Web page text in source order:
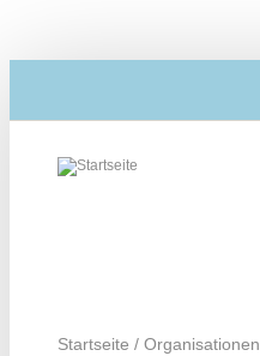
Startseite / Organisationen